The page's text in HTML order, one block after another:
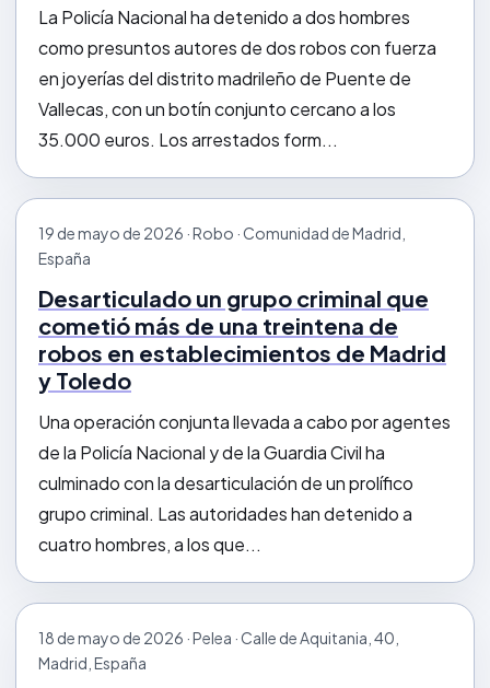
La Policía Nacional ha detenido a dos hombres
como presuntos autores de dos robos con fuerza
en joyerías del distrito madrileño de Puente de
Vallecas, con un botín conjunto cercano a los
35.000 euros. Los arrestados form...
19 de mayo de 2026 · Robo · Comunidad de Madrid,
España
Desarticulado un grupo criminal que
cometió más de una treintena de
robos en establecimientos de Madrid
y Toledo
Una operación conjunta llevada a cabo por agentes
de la Policía Nacional y de la Guardia Civil ha
culminado con la desarticulación de un prolífico
grupo criminal. Las autoridades han detenido a
cuatro hombres, a los que...
18 de mayo de 2026 · Pelea · Calle de Aquitania, 40,
Madrid, España